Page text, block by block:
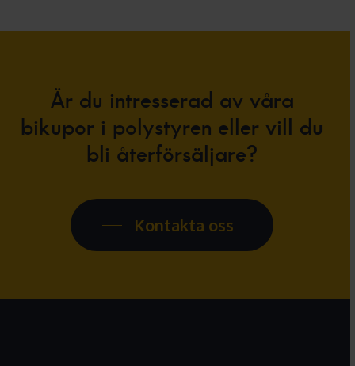
Är du intresserad av våra
bikupor i polystyren eller vill du
bli återförsäljare?
Kontakta oss